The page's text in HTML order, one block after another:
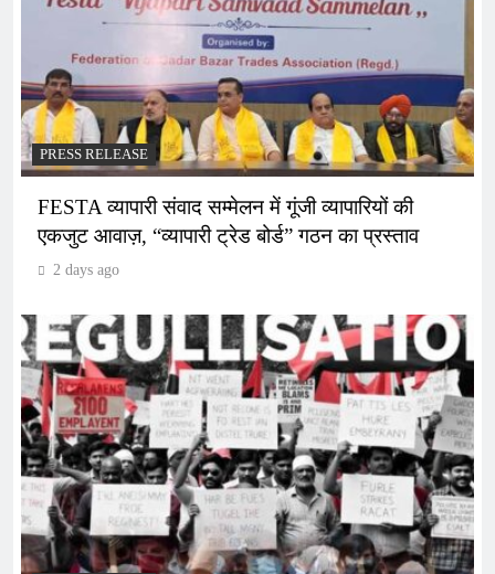
PRESS RELEASE
FESTA व्यापारी संवाद सम्मेलन में गूंजी व्यापारियों की
एकजुट आवाज़, “व्यापारी ट्रेड बोर्ड” गठन का प्रस्ताव
2 days ago